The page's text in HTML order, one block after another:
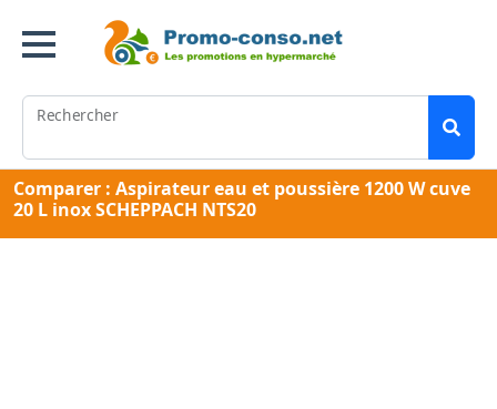
Rechercher
Comparer : Aspirateur eau et poussière 1200 W cuve
20 L inox SCHEPPACH NTS20